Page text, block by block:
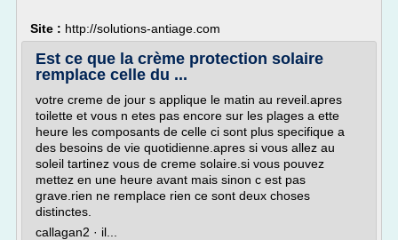
Site : http://solutions-antiage.com
Est ce que la crème protection solaire
remplace celle du ...
votre creme de jour s applique le matin au reveil.apres
toilette et vous n etes pas encore sur les plages a ette
heure les composants de celle ci sont plus specifique a
des besoins de vie quotidienne.apres si vous allez au
soleil tartinez vous de creme solaire.si vous pouvez
mettez en une heure avant mais sinon c est pas
grave.rien ne remplace rien ce sont deux choses
distinctes.
callagan2 · il...